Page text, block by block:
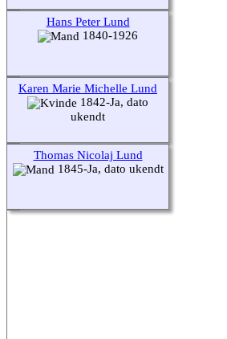
Hans Peter Lund
1840-1926
Karen Marie Michelle Lund
1842-Ja, dato
ukendt
Thomas Nicolaj Lund
1845-Ja, dato ukendt